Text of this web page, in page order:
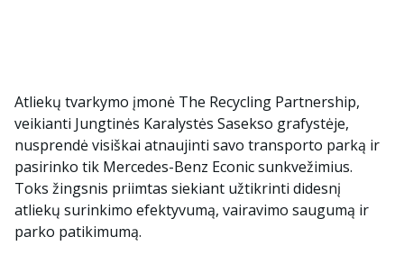
Atliekų tvarkymo įmonė The Recycling Partnership,
veikianti Jungtinės Karalystės Sasekso grafystėje,
nusprendė visiškai atnaujinti savo transporto parką ir
pasirinko tik Mercedes-Benz Econicsunkvežimius.
Toks žingsnis priimtas siekiant užtikrinti didesnį
atliekų surinkimo efektyvumą, vairavimo saugumą ir
parko patikimumą.